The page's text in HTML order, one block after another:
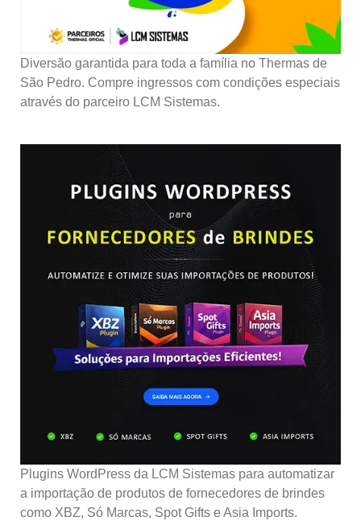
Diversão garantida para toda a família no Thermas de
São Pedro. Compre ingressos com condições especiais
através do parceiro LCM Sistemas.
Plugins WordPress da LCM Sistemas para automatizar
a importação de produtos de fornecedores de brindes
como XBZ, Só Marcas, Spot Gifts e Asia Imports.